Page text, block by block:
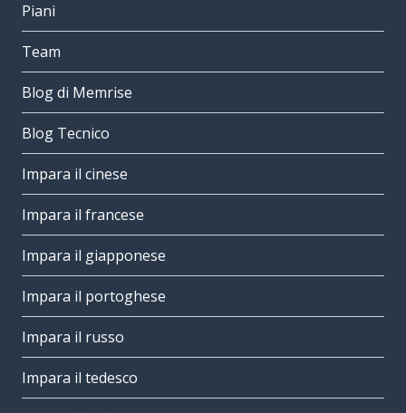
Piani
Team
Blog di Memrise
Blog Tecnico
Impara il cinese
Impara il francese
Impara il giapponese
Impara il portoghese
Impara il russo
Impara il tedesco